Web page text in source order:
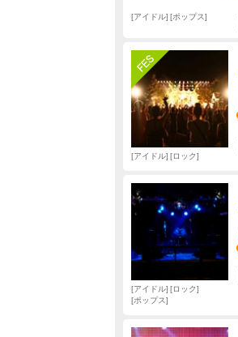
アイドル ポップス
アイドル ロック
アイドル
ロック
ポップス